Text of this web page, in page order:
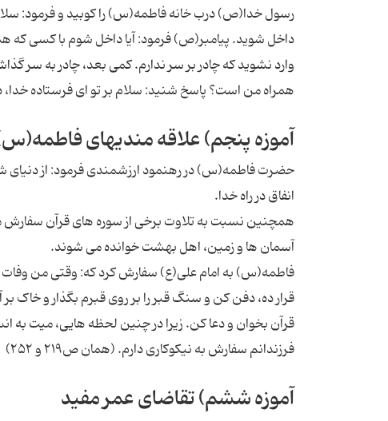
رسول خدا(ص) درب خانه فاطمه(س) را کوبید و فرمود: سلام
داخل شوید. پیامبر(ص) فرمود: آیا داخل شوم با کسی
وارد نشوید که چادر بر سر ندارم. کمی بعد، چادر به سر
همراه من است؟ پاسخ شنید: سلام بر تو ای فرستاده خدا،
آموزه پنجم) علاقه مندیهای
حضرت فاطمه(س) در رهنمود ارزشمندی فرمود: از
انفاق در راه خدا.
همچنین نسبت به تلاوت برخی از سوره های قرآن سفارش
آسمان ها و زمین، اهل بهشت خوانده می شوند.
فاطمه(س) به امام علی(ع) سفارش کرد که: وقتی من وفات
قرار ده، دفن کن و سنگ قبر را بر روی قبرم بگذار و خاک
قرآن بخوان و دعا کن. زیرا در چنین لحظه هایی، میت به
فرزندانم سفارش به نیکوکاری دارم. (همان ص۲۱۹ و ۲۵۲)
آموزه ششم) تقاضای عمر مفید